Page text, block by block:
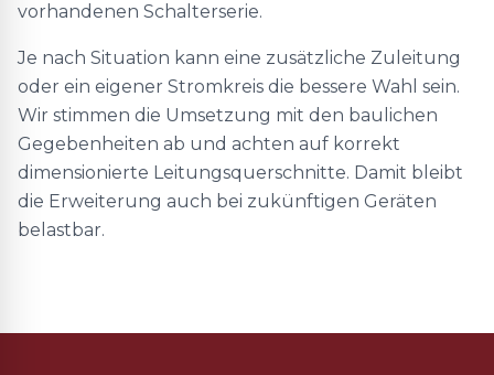
vorhandenen Schalterserie.
Je nach Situation kann eine zusätzliche Zuleitung
oder ein eigener Stromkreis die bessere Wahl sein.
Wir stimmen die Umsetzung mit den baulichen
Gegebenheiten ab und achten auf korrekt
dimensionierte Leitungsquerschnitte. Damit bleibt
die Erweiterung auch bei zukünftigen Geräten
belastbar.